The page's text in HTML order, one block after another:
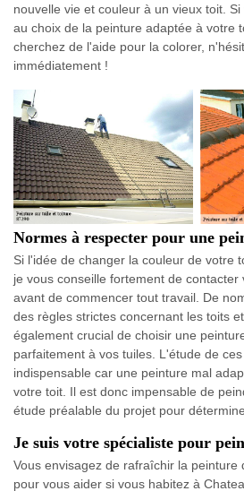
nouvelle vie et couleur à un vieux toit.
au choix de la peinture adaptée à votre
cherchez de l'aide pour la colorer,
immédiatement !
Normes à respecter pour une
Si l'idée de changer la couleur de votre
je vous conseille fortement de
avant de commencer tout travail. De
des règles strictes concernant les toits
également crucial de choisir une
parfaitement à vos tuiles. L'étude de
indispensable car une peinture mal
votre toit. Il est donc impensable de
étude préalable du projet pour
Je suis votre spécialiste pour
Vous envisagez de rafraîchir la peinture
pour vous aider si vous habitez à